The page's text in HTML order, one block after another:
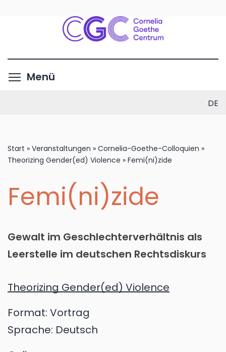
Inhalt
Menü
DE
Start » Veranstaltungen » Cornelia-Goethe-Colloquien »
Theorizing Gender(ed) Violence » Femi(ni)zide
Femi(ni)zide
Gewalt im Geschlechterverhältnis als
Leerstelle im deutschen Rechtsdiskurs
Theorizing Gender(ed) Violence
Format: Vortrag
Sprache: Deutsch